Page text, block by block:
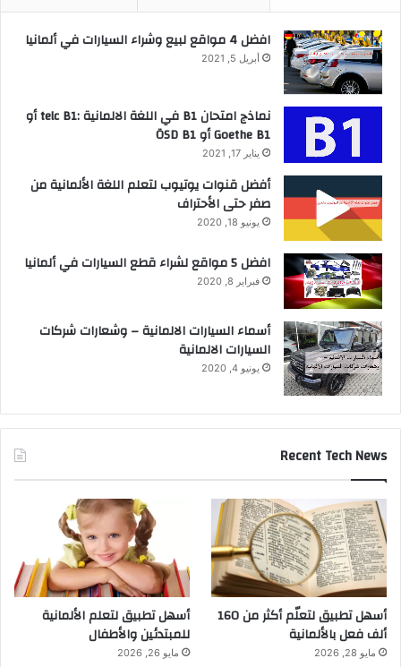
افضل 4 مواقع لبيع وشراء السيارات في ألمانيا
أبريل 5, 2021
نماذج امتحان B1 في اللغة الالمانية :telc B1 أو
Goethe B1 أو ÖSD B1
يناير 17, 2021
أفضل قنوات يوتيوب لتعلم اللغة الألمانية من
صفر حتى الأحتراف
يونيو 18, 2020
افضل 5 مواقع لشراء قطع السيارات في ألمانيا
فبراير 8, 2020
أسماء السيارات الالمانية – وشعارات شركات
السيارات الالمانية
يونيو 4, 2020
Recent Tech News
أسهل تطبيق لتعلّم أكثر من 160
ألف فعل بالألمانية
مايو 28, 2026
أسهل تطبيق لتعلم الألمانية
للمبتدئين والأطفال
مايو 26, 2026